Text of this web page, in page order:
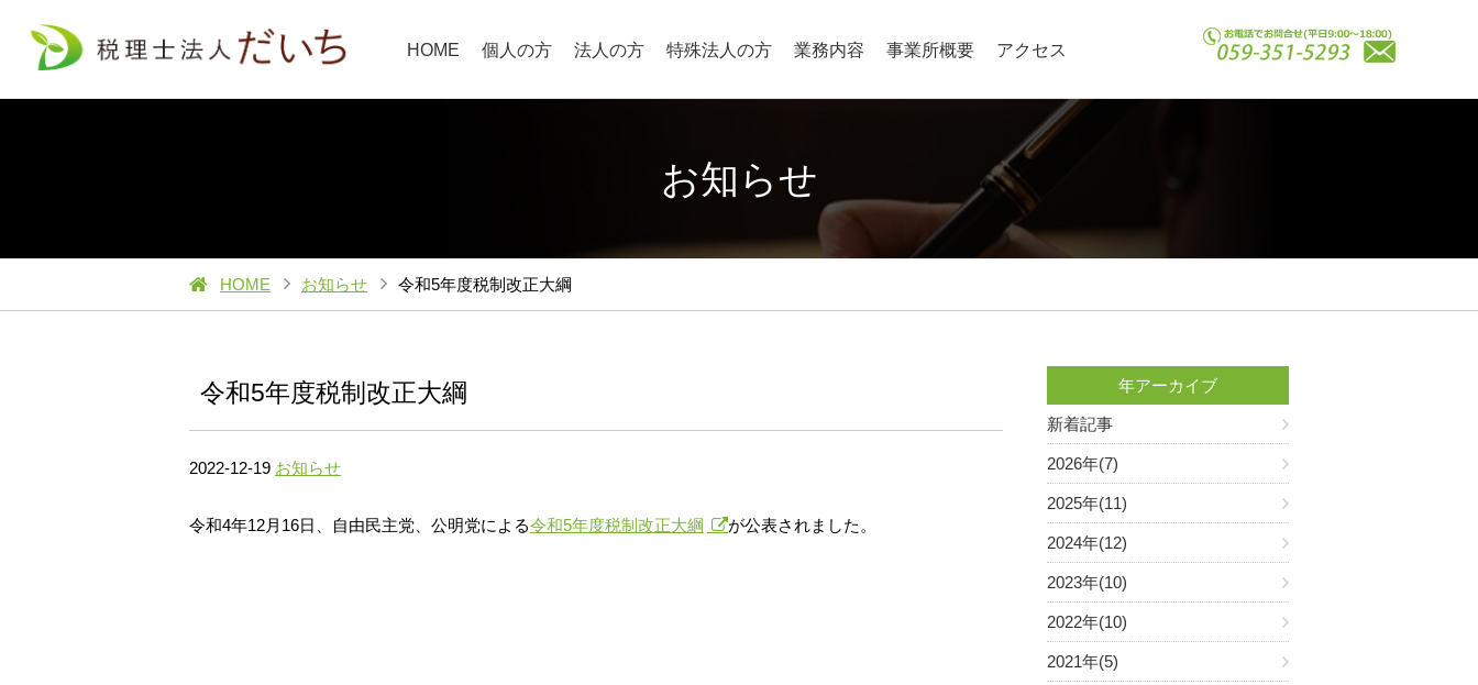
HOME 個人の方 法人の方 特殊法人の方 業務内容 事業所概要 アクセス
お知らせ
HOME お知らせ 令和5年度税制改正大綱
令和5年度税制改正大綱
2022-12-19 お知らせ
令和4年12月16日、自由民主党、公明党による令和5年度税制改正大綱 が公表されました。
年アーカイブ
新着記事
2026年(7)
2025年(11)
2024年(12)
2023年(10)
2022年(10)
2021年(5)